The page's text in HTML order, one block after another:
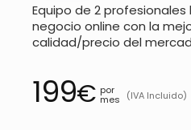
Equipo de 2
negocio online con la
calidad/precio del
199€ por
mes (IVA Incluido)